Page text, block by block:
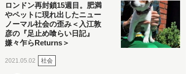
ロンドン再封鎖15週目。肥満
やペットに現れ出したニュー
ノーマル社会の歪み＜入江敦
彦の『足止め喰らい日記』
嫌々乍らReturns＞
2021.05.02 社会